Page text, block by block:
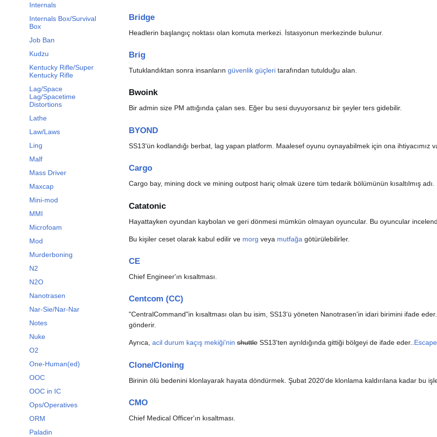
Internals
Internals Box/Survival
Box
Job Ban
Kudzu
Kentucky Rifle/Super
Kentucky Rifle
Lag/Space
Lag/Spacetime
Distortions
Lathe
Law/Laws
Ling
Malf
Mass Driver
Maxcap
Mini-mod
MMI
Microfoam
Mod
Murderboning
N2
N2O
Nanotrasen
Nar-Sie/Nar-Nar
Notes
Nuke
O2
One-Human(ed)
OOC
OOC in IC
Ops/Operatives
ORM
Paladin
Bridge
Headlerin başlangıç ​​noktası olan komuta merkezi. İstasyonun merkezinde bulunur.
Brig
Tutuklandıktan sonra insanların güvenlik güçleri tarafından tutulduğu alan.
Bwoink
Bir admin size PM attığında çalan ses. Eğer bu sesi duyuyorsanız bir şeyler ters gidebilir.
BYOND
SS13'ün kodlandığı berbat, lag yapan platform. Maalesef oyunu oynayabilmek için ona ihtiyacımız
Cargo
Cargo bay, mining dock ve mining outpost hariç olmak üzere tüm tedarik bölümünün kısaltılmış adı.
Catatonic
Hayattayken oyundan kaybolan ve geri dönmesi mümkün olmayan oyuncular. Bu oyuncular
Bu kişiler ceset olarak kabul edilir ve morg veya mutfağa götürülebilirler.
CE
Chief Engineer'ın kısaltması.
Centcom (CC)
"CentralCommand"in kısaltması olan bu isim, SS13'ü yöneten Nanotrasen'in idari birimini ifade
gönderir.
Ayrıca, acil durum kaçış mekiği'nin shuttle SS13'ten ayrıldığında gittiği bölgeyi de ifade eder..
Clone/Cloning
Birinin ölü bedenini klonlayarak hayata döndürmek. Şubat 2020'de klonlama kaldırılana kadar bu
CMO
Chief Medical Officer'ın kısaltması.